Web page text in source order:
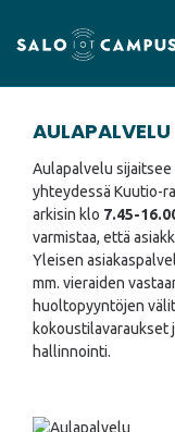
AULAPALVELU
Aulapalvelu sijaitsee
yhteydessä Kuutio-
arkisin klo 7.45-
varmistaa, että
Yleisen
mm. vieraiden
huoltopyyntöjen
kokoustilavaraukset
hallinnointi.